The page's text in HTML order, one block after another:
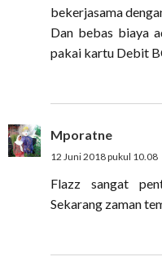
bekerjasama
Dan bebas biaya
pakai kartu Debit
Mporatne
12 Juni 2018 pukul 10.08
Flazz sangat
Sekarang zaman